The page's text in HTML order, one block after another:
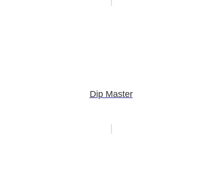
Dip Master